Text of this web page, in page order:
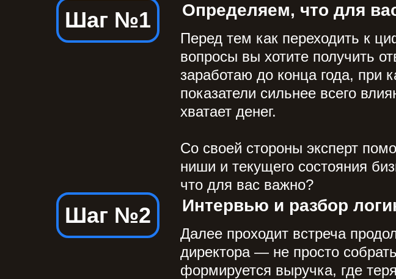
Шаг №1
Перед тем как переходить к
вопросы вы хотите получить
заработаю до конца года, при
показатели сильнее всего
хватает денег.
Со своей стороны эксперт
ниши и текущего состояния
что для вас важно?
Определяем, что для
Шаг №2
Далее проходит встреча
директора — не просто
формируется выручка, где
Интервью и разбор